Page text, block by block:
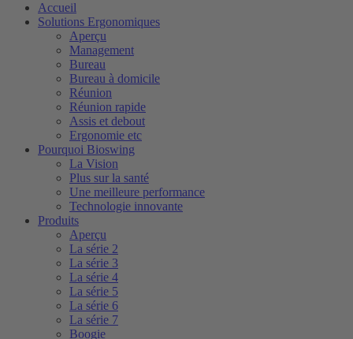
Accueil
Solutions Ergonomiques
Aperçu
Management
Bureau
Bureau à domicile
Réunion
Réunion rapide
Assis et debout
Ergonomie etc
Pourquoi Bioswing
La Vision
Plus sur la santé
Une meilleure performance
Technologie innovante
Produits
Aperçu
La série 2
La série 3
La série 4
La série 5
La série 6
La série 7
Boogie